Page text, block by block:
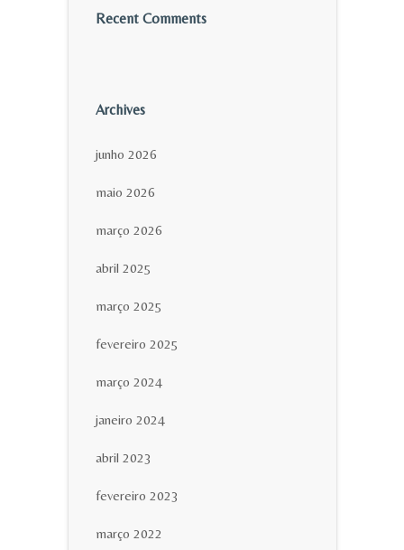
Recent Comments
Archives
junho 2026
maio 2026
março 2026
abril 2025
março 2025
fevereiro 2025
março 2024
janeiro 2024
abril 2023
fevereiro 2023
março 2022